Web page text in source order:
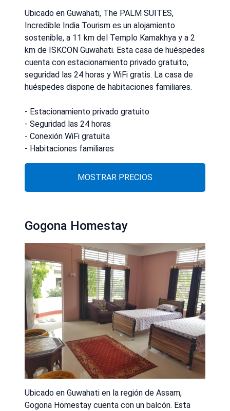
Ubicado en Guwahati, The PALM SUITES,
Incredible India Tourism es un alojamiento
sostenible, a 11 km del Templo Kamakhya y a 2
km de ISKCON Guwahati. Esta casa de huéspedes
cuenta con estacionamiento privado gratuito,
seguridad las 24 horas y WiFi gratis. La casa de
huéspedes dispone de habitaciones familiares.
- Estacionamiento privado gratuito
- Seguridad las 24 horas
- Conexión WiFi gratuita
- Habitaciones familiares
MOSTRAR PRECIOS
Gogona Homestay
Ubicado en Guwahati en la región de Assam,
Gogona Homestay cuenta con un balcón. Esta